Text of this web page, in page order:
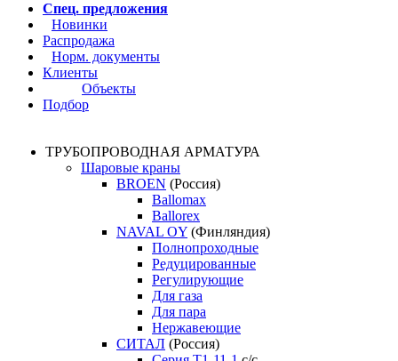
Спец. предложения
Новинки
Распродажа
Норм. документы
Клиенты
Объекты
Подбор
ТРУБОПРОВОДНАЯ АРМАТУРА
Шаровые краны
BROEN (Россия)
Ballomax
Ballorex
NAVAL OY (Финляндия)
Полнопроходные
Редуцированные
Регулирующие
Для газа
Для пара
Нержавеющие
СИТАЛ (Россия)